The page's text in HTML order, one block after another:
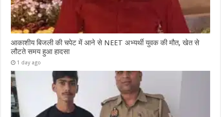
आकाशीय बिजली की चपेट में आने से NEET अभ्यर्थी युवक की मौत, खेत से
लौटते समय हुआ हादसा
1 day ago